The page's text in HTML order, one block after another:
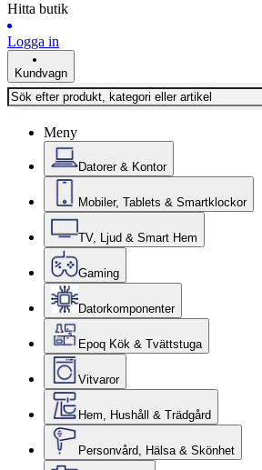
Hitta butik
Logga in
Kundvagn
Meny
Datorer & Kontor
Mobiler, Tablets & Smartklockor
TV, Ljud & Smart Hem
Gaming
Datorkomponenter
Epoq Kök & Tvättstuga
Vitvaror
Hem, Hushåll & Trädgård
Personvård, Hälsa & Skönhet